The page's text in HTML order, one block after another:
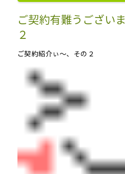
ご契約有難うござい
２
ご契約紹介ぃ～、その２